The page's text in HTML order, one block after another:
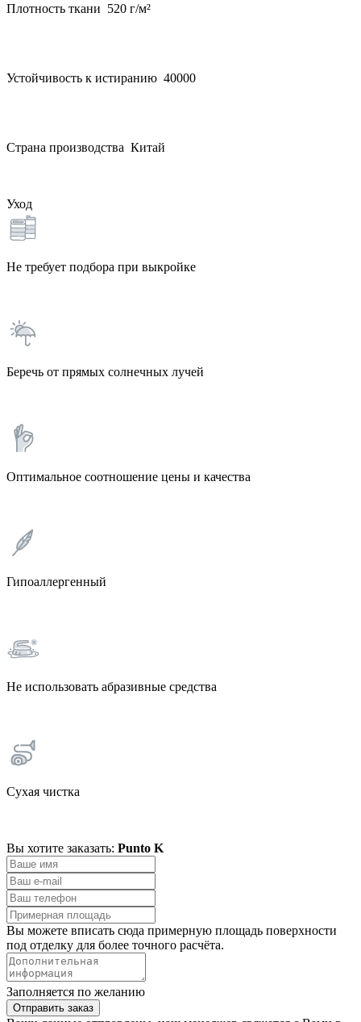
Плотность ткани 520 г/м²
Устойчивость к истиранию 40000
Страна производства Китай
Уход
Не требует подбора при выкройке
Беречь от прямых солнечных лучей
Оптимальное соотношение цены и качества
Гипоаллергенный
Не использовать абразивные средства
Сухая чистка
Вы хотите заказать: Punto K
Вы можете вписать сюда примерную площадь поверхности
под отделку для более точного расчёта.
Заполняется по желанию
Отправить заказ